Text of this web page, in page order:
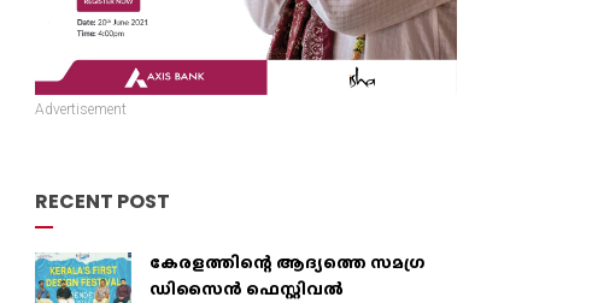
Advertisement
RECENT POST
കേരളത്തിന്റെ ആദ്യത്തെ സമഗ്ര
ഡിസൈൻ ഫെസ്റ്റിവൽ